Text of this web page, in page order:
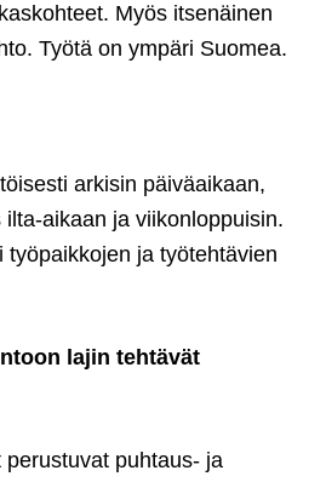
Myös itsenäinen
Työtä on ympäri Suomea.
arkisin päiväaikaan,
aikaan ja viikonloppuisin.
työpaikkojen ja työtehtävien
lajin tehtävät
puhtaus- ja